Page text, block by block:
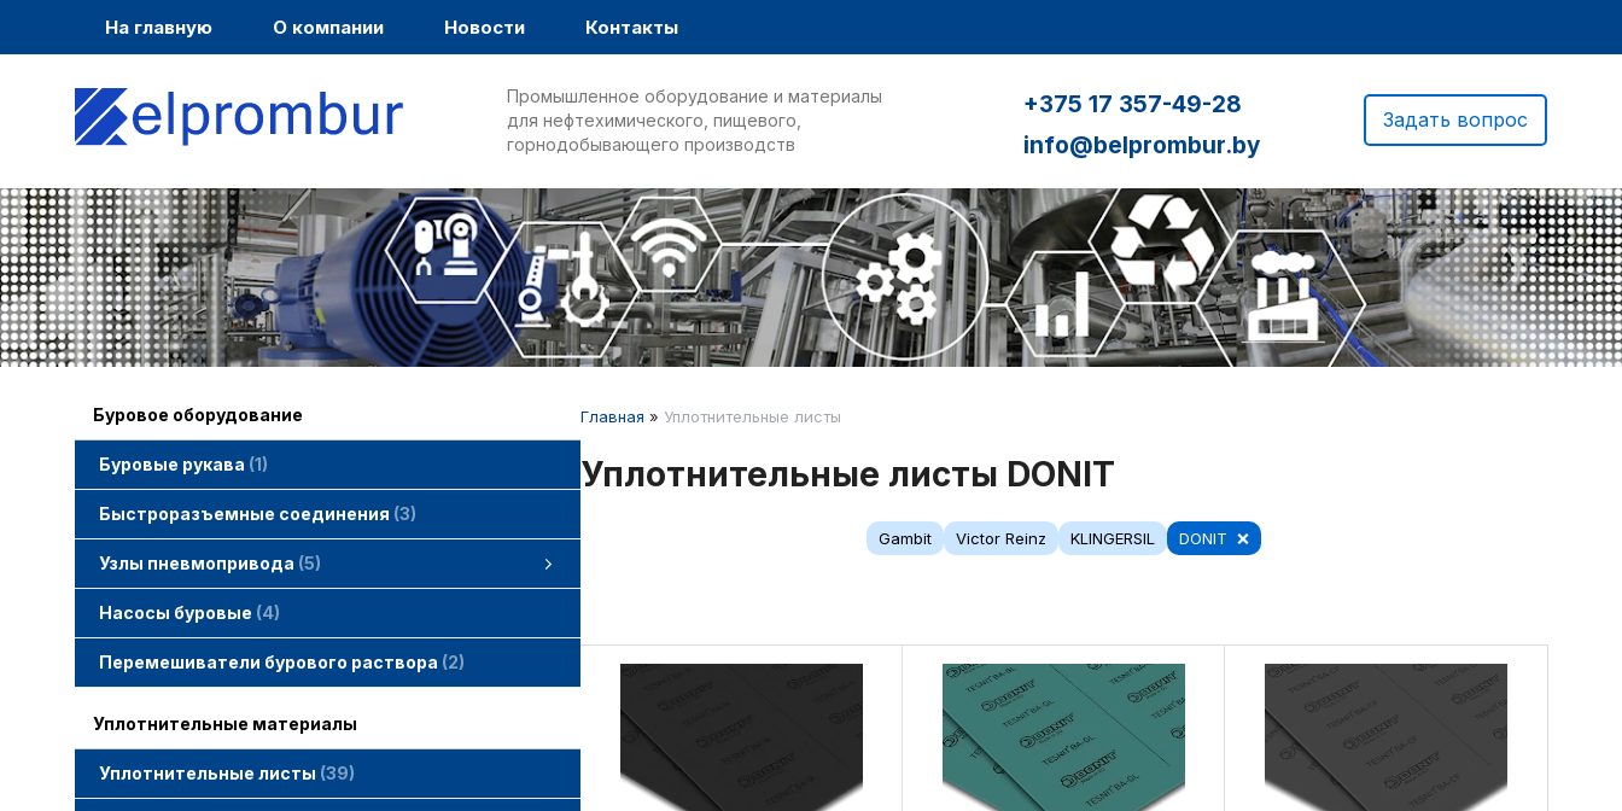
На главную О компании Новости Контакты
Промышленное оборудование и материалы
для нефтехимического, пищевого,
горнодобывающего производств
+375 17 357-49-28
info@belprombur.by
Задать вопрос
Буровое оборудование
Буровые рукава 1
Быстроразъемные соединения 3
Узлы пневмопривода 5
Насосы буровые 4
Перемешиватели бурового раствора 2
Уплотнительные материалы
Уплотнительные листы 39
Главная » Уплотнительные листы
Уплотнительные листы DONIT
Gambit Victor Reinz KLINGERSIL DONIT